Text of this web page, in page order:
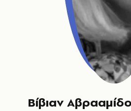
Βίβιαν